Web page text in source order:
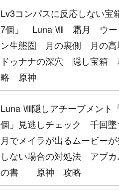
Lv3コンパスに反応しない宝
7個」 Luna Ⅷ 霜月 ウー
ン生態圏 月の裏側 月の
ドゥナナの深穴 隠し宝箱
略 原神
Luna Ⅷ隠しアチーブメント
個」見逃しチェック 千回墜
月でメイラが出るムービーが
しない場合の対処法 アプカ
の書 原神 攻略